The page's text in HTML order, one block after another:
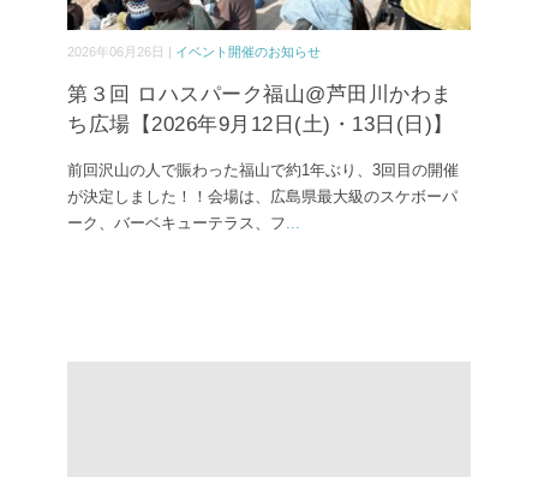
2026年06月26日 | イベント開催のお知らせ
第３回 ロハスパーク福山@芦田川かわま
ち広場【2026年9月12日(土)・13日(日)】
前回沢山の人で賑わった福山で約1年ぶり、3回目の開催
が決定しました！！会場は、広島県最大級のスケボーパ
ーク、バーベキューテラス、フ...